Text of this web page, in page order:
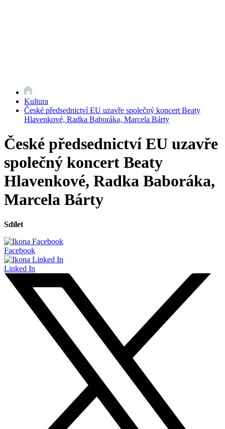
Kultura
České předsednictví EU uzavře společný koncert Beaty
Hlavenkové, Radka Baboráka, Marcela Bárty
České předsednictví EU uzavře
společný koncert Beaty
Hlavenkové, Radka Baboráka,
Marcela Bárty
Sdílet
Facebook
Linked In